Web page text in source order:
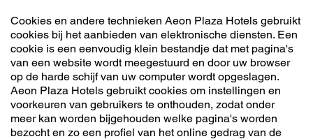
Cookies en andere technieken Aeon Plaza Hotels gebruikt
cookies bij het aanbieden van elektronische diensten. Een
cookie is een eenvoudig klein bestandje dat met pagina's
van een website wordt meegestuurd en door uw browser
op de harde schijf van uw computer wordt opgeslagen.
Aeon Plaza Hotels gebruikt cookies om instellingen en
voorkeuren van gebruikers te onthouden, zodat onder
meer kan worden bijgehouden welke pagina's worden
bezocht en zo een profiel van het online gedrag van de